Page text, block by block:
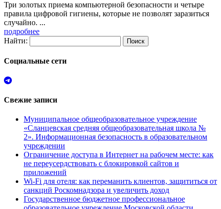
Три золотых приема компьютерной безопасности и четыре
правила цифровой гигиены, которые не позволят заразиться
случайно. ...
подробнее
Найти:
Социальные сети
Свежие записи
Муниципальное общеобразовательное учреждение
«Сланцевская средняя общеобразовательная школа №
2». Информационная безопасность в образовательном
учреждении
Ограничение доступа в Интернет на рабочем месте: как
не переусердствовать с блокировкой сайтов и
приложений
Wi-Fi для отеля: как переманить клиентов, защититься от
санкций Роскомнадзора и увеличить доход
Государственное бюджетное профессиональное